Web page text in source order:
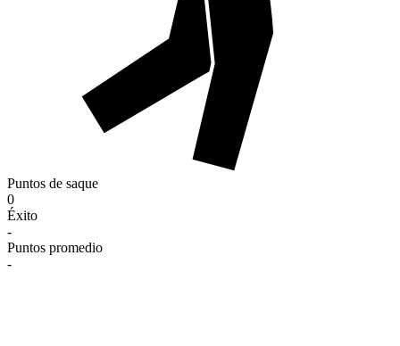
Puntos de saque
0
Éxito
-
Puntos promedio
-